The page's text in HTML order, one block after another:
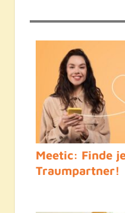
Meetic: Finde
Traumpartner!